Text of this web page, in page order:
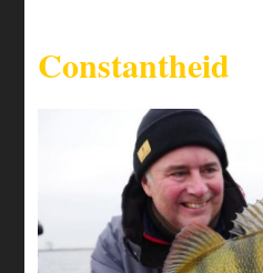
Constantheid